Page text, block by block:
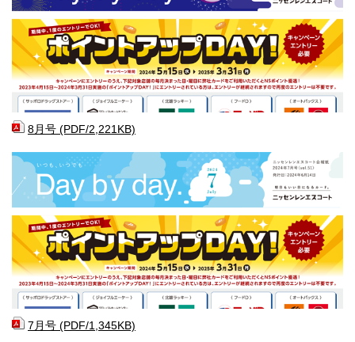
8月号 (PDF/2,221KB)
7月号 (PDF/1,345KB)